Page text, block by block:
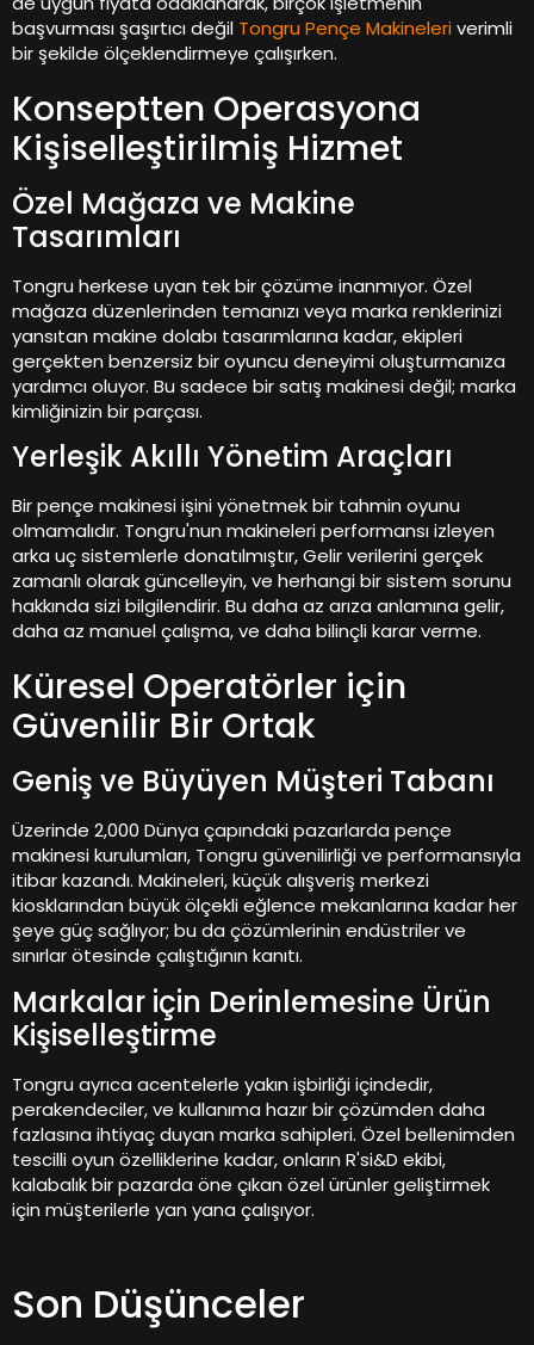
başvurması şaşırtıcı değil Tongru Pençe Makineleriverimli
bir şekilde ölçeklendirmeye çalışırken.
Konseptten Operasyona
Kişiselleştirilmiş Hizmet
Özel Mağaza ve Makine
Tasarımları
Tongru herkese uyan tek bir çözüme inanmıyor. Özel
mağaza düzenlerinden temanızı veya marka renklerinizi
yansıtan makine dolabı tasarımlarına kadar, ekipleri
gerçekten benzersiz bir oyuncu deneyimi oluşturmanıza
yardımcı oluyor. Bu sadece bir satış makinesi değil; marka
kimliğinizin bir parçası.
Yerleşik Akıllı Yönetim Araçları
Bir pençe makinesi işini yönetmek bir tahmin oyunu
olmamalıdır. Tongru'nun makineleri performansı izleyen
arka uç sistemlerle donatılmıştır, Gelir verilerini gerçek
zamanlı olarak güncelleyin, ve herhangi bir sistem sorunu
hakkında sizi bilgilendirir. Bu daha az arıza anlamına gelir,
daha az manuel çalışma, ve daha bilinçli karar verme.
Küresel Operatörler için
Güvenilir Bir Ortak
Geniş ve Büyüyen Müşteri Tabanı
Üzerinde 2,000 Dünya çapındaki pazarlarda pençe
makinesi kurulumları, Tongru güvenilirliği ve performansıyla
itibar kazandı. Makineleri, küçük alışveriş merkezi
kiosklarından büyük ölçekli eğlence mekanlarına kadar her
şeye güç sağlıyor; bu da çözümlerinin endüstriler ve
sınırlar ötesinde çalıştığının kanıtı.
Markalar için Derinlemesine Ürün
Kişiselleştirme
Tongru ayrıca acentelerle yakın işbirliği içindedir,
perakendeciler, ve kullanıma hazır bir çözümden daha
fazlasına ihtiyaç duyan marka sahipleri. Özel bellenimden
tescilli oyun özelliklerine kadar, onların R'si&D ekibi,
kalabalık bir pazarda öne çıkan özel ürünler geliştirmek
için müşterilerle yan yana çalışıyor.
Son Düşünceler